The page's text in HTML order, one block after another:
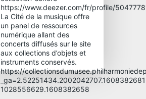
https://www.deezer.com/fr/profile/
La Cité de la musique offre
un panel de ressources
numérique allant des
concerts diffusés sur le site
aux collections d’objets et
instruments conservés.
https://
1028556629.1608382658